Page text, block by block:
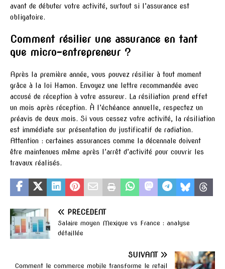
avant de débuter votre activité, surtout si l’assurance est
obligatoire.
Comment résilier une assurance en tant
que micro-entrepreneur ?
Après la première année, vous pouvez résilier à tout moment
grâce à la loi Hamon. Envoyez une lettre recommandée avec
accusé de réception à votre assureur. La résiliation prend effet
un mois après réception. À l’échéance annuelle, respectez un
préavis de deux mois. Si vous cessez votre activité, la résiliation
est immédiate sur présentation du justificatif de radiation.
Attention : certaines assurances comme la décennale doivent
être maintenues même après l’arrêt d’activité pour couvrir les
travaux réalisés.
PRÉCÉDENT
Salaire moyen Mexique vs France : analyse
détaillée
SUIVANT
Comment le commerce mobile transforme le retail